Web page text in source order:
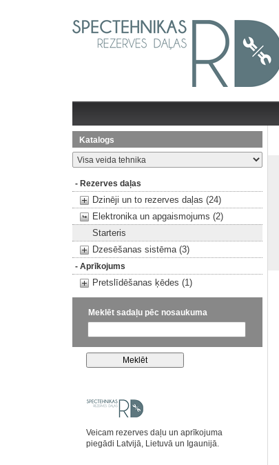
Katalogs
- Rezerves daļas
Dzinēji un to rezerves daļas (24)
Elektronika un apgaismojums (2)
Starteris
Dzesēšanas sistēma (3)
- Aprīkojums
Pretslīdēšanas ķēdes (1)
Meklēt sadaļu pēc nosaukuma
Veicam rezerves daļu un aprīkojuma
piegādi Latvijā, Lietuvā un Igaunijā.